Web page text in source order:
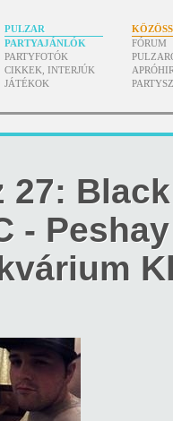
PULZAR
PARTYAJÁNLÓK
PARTYFOTÓK
CIKKEK, INTERJÚK
JÁTÉKOK
FÓRUM
27:
-